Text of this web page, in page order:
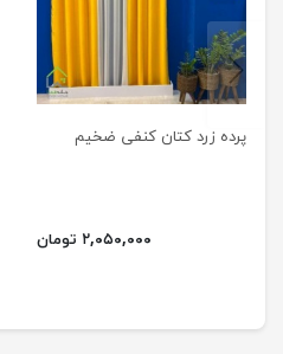
پرده زرد کتان کنفی ضخیم
۲,۰۵۰,۰۰۰ تومان
previus